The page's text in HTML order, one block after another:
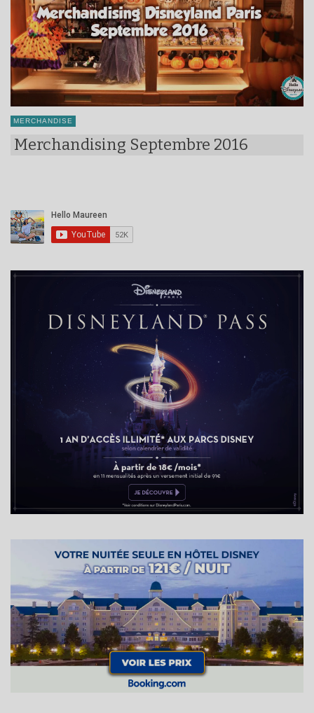
MERCHANDISE
Merchandising Septembre 2016